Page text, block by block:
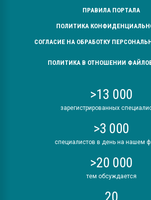
ПРАВИЛА ПОРТАЛА
ПОЛИТИКА
СОГЛАСИЕ НА ОБРАБОТКУ
ПОЛИТИКА В ОТНОШЕНИИ ФАЙЛОВ
>13 000
зарегистрированных
>3 000
специалистов в день на нашем
>20 000
тем обсуждается
20